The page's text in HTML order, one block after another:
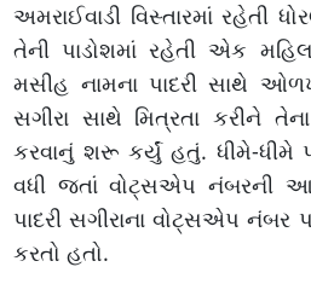
અમરાઈવાડી વિસ્તારમાં રહેતી
તેની પાડોશમાં રહેતી એક
મસીહ નામના પાદરી સાથે
સગીરા સાથે મિત્રતા કરીને
કરવાનું શરૂ કર્યું હતું. ધીમે-ધીમે
વધી જતાં વોટ્સએપ નંબરની
પાદરી સગીરાના વોટ્સએપ
કરતો હતો.